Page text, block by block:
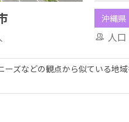
沖縄県
人口
ーズなどの観点から似ている地域